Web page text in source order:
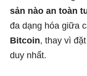
sản nào an toàn
đa dạng hóa giữa
Bitcoin, thay vì
duy nhất.